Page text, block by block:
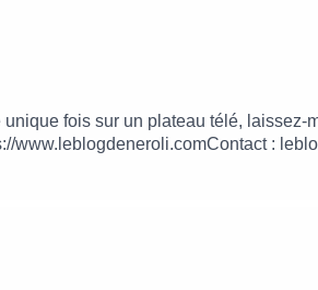
fois sur un plateau télé,
www.leblogdeneroli.comContact :